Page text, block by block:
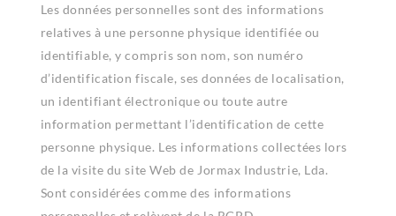
Les données personnelles sont des informations
relatives à une personne physique identifiée ou
identifiable, y compris son nom, son numéro
d’identification fiscale, ses données de localisation,
un identifiant électronique ou toute autre
information permettant l’identification de cette
personne physique. Les informations collectées lors
de la visite du site Web de Jormax Industrie, Lda.
Sont considérées comme des informations